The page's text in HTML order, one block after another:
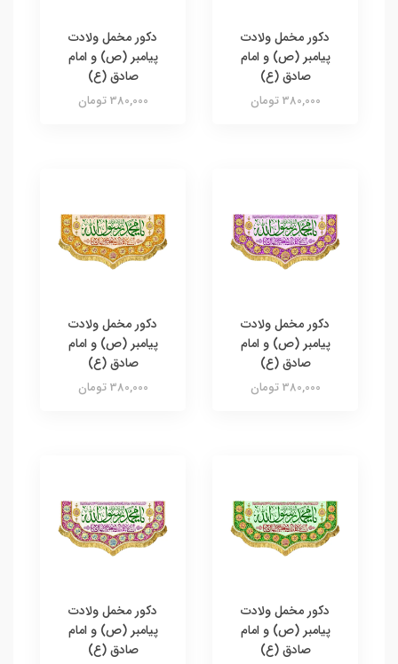
دکور مخمل ولادت
پیامبر (ص) و امام
صادق (ع)
380,000 تومان
دکور مخمل ولادت
پیامبر (ص) و امام
صادق (ع)
380,000 تومان
دکور مخمل ولادت
پیامبر (ص) و امام
صادق (ع)
380,000 تومان
دکور مخمل ولادت
پیامبر (ص) و امام
صادق (ع)
380,000 تومان
دکور مخمل ولادت
پیامبر (ص) و امام
صادق (ع)
دکور مخمل ولادت
پیامبر (ص) و امام
صادق (ع)